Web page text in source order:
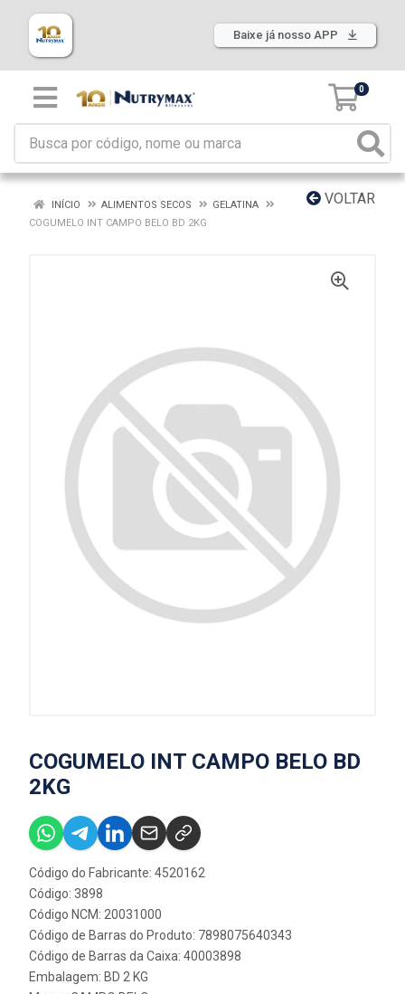
Baixe já nosso APP
0
VOLTAR
INÍCIO ALIMENTOS SECOS
GELATINA
COGUMELO INT CAMPO BELO BD 2KG
COGUMELO INT CAMPO BELO BD
2KG
Código do Fabricante: 4520162
Código: 3898
Código NCM: 20031000
Código de Barras do Produto: 7898075640343
Código de Barras da Caixa: 40003898
Embalagem: BD 2 KG